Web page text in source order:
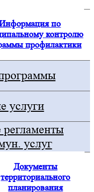
по
контролю
профилактики
услуги
услуг
Документы
территориального
планирования